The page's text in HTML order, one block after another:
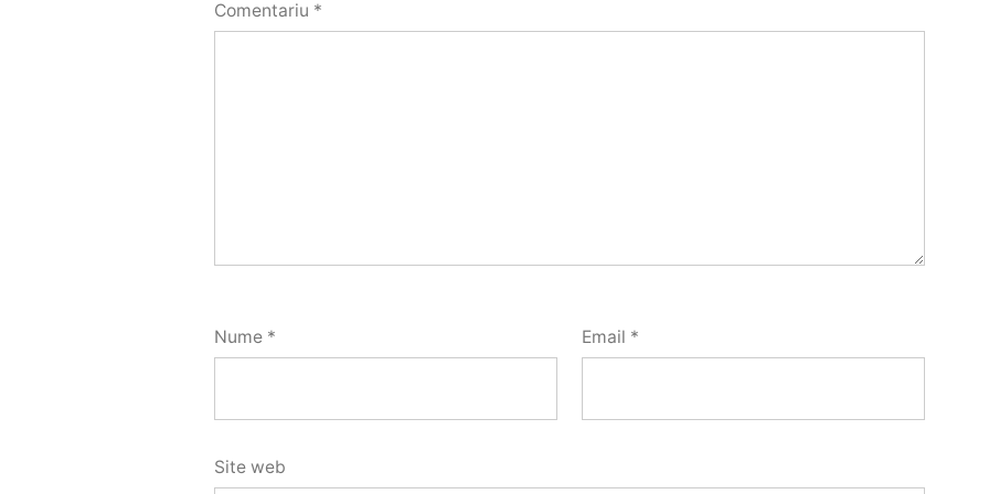
Comentariu *
Nume * Email *
Site web